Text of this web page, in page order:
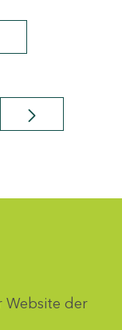
Website der